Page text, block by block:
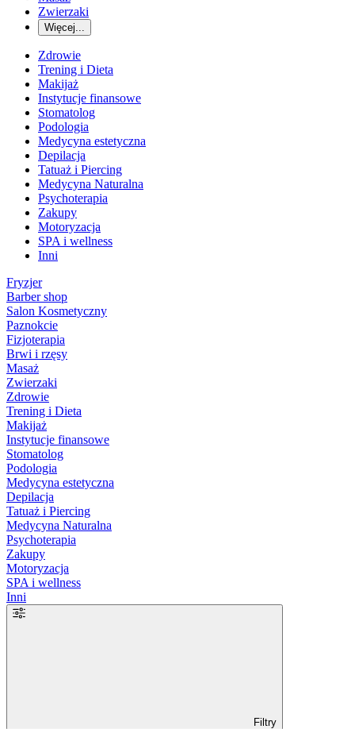
Zwierzaki
Więcej...
Zdrowie
Trening i Dieta
Makijaż
Instytucje finansowe
Stomatolog
Podologia
Medycyna estetyczna
Depilacja
Tatuaż i Piercing
Medycyna Naturalna
Psychoterapia
Zakupy
Motoryzacja
SPA i wellness
Inni
Fryzjer
Barber shop
Salon Kosmetyczny
Paznokcie
Fizjoterapia
Brwi i rzęsy
Masaż
Zwierzaki
Zdrowie
Trening i Dieta
Makijaż
Instytucje finansowe
Stomatolog
Podologia
Medycyna estetyczna
Depilacja
Tatuaż i Piercing
Medycyna Naturalna
Psychoterapia
Zakupy
Motoryzacja
SPA i wellness
Inni
Filtry